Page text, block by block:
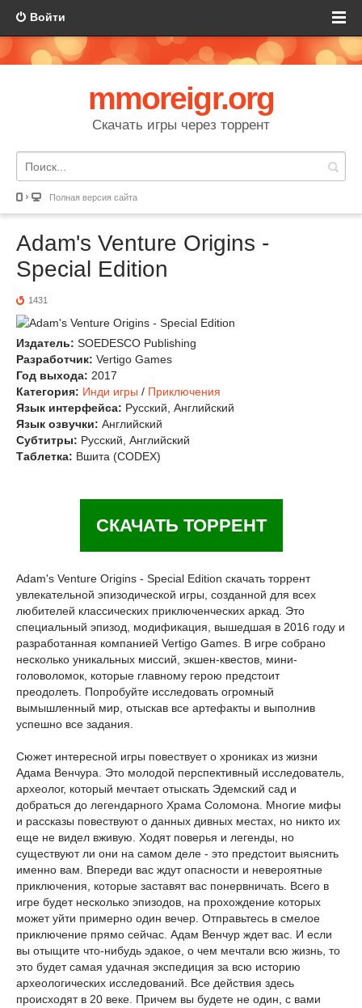
Войти
mmoreigr.org
Скачать игры через торрент
Полная версия сайта
Adam's Venture Origins -
Special Edition
1431
Издатель: SOEDESCO Publishing
Разработчик: Vertigo Games
Год выхода: 2017
Категория: Инди игры / Приключения
Язык интерфейса: Русский, Английский
Язык озвучки: Английский
Субтитры: Русский, Английский
Таблетка: Вшита (CODEX)
СКАЧАТЬ ТОРРЕНТ
Adam's Venture Origins - Special Edition скачать торрент
увлекательной эпизодической игры, созданной для всех
любителей классических приключенческих аркад. Это
специальный эпизод, модификация, вышедшая в 2016 году и
разработанная компанией Vertigo Games. В игре собрано
несколько уникальных миссий, экшен-квестов, мини-
головоломок, которые главному герою предстоит
преодолеть. Попробуйте исследовать огромный
вымышленный мир, отыскав все артефакты и выполнив
успешно все задания.
Сюжет интересной игры повествует о хрониках из жизни
Адама Венчура. Это молодой перспективный исследователь,
археолог, который мечтает отыскать Эдемский сад и
добраться до легендарного Храма Соломона. Многие мифы
и рассказы повествуют о данных дивных местах, но никто их
еще не видел вживую. Ходят поверья и легенды, но
существуют ли они на самом деле - это предстоит выяснить
именно вам. Впереди вас ждут опасности и невероятные
приключения, которые заставят вас понервничать. Всего в
игре будет несколько эпизодов, на прохождение которых
может уйти примерно один вечер. Отправьтесь в смелое
приключение прямо сейчас. Адам Венчур ждет вас. И если
вы отыщите что-нибудь эдакое, о чем мечтали всю жизнь, то
это будет самая удачная экспедиция за всю историю
археологических исследований. Все действия здесь
происходят в 20 веке. Причем вы будете не один, с вами